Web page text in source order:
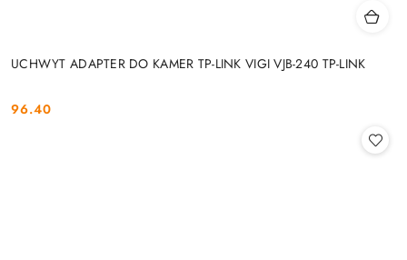
UCHWYT ADAPTER DO KAMER TP-LINK VIGI VJB-240 TP-LINK
Cena:
96.40